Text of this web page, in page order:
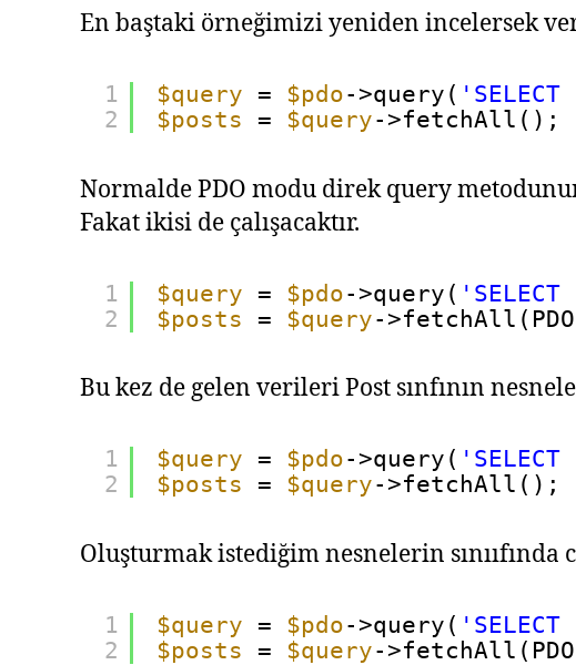
En baştaki örneğimizi yeniden incelersek
1
2
$query = $pdo->query(
$posts
= $query->fetchAll();
Normalde PDO modu direk query
Fakat ikisi de çalışacaktır.
1
2
$query = $pdo->query(
$posts
= $query-
Bu kez de gelen verileri Post sınfının
1
2
$query = $pdo->query(
$posts
= $query->fetchAll();
Oluşturmak istediğim nesnelerin
1
2
$query = $pdo->query(
$posts
= $query-